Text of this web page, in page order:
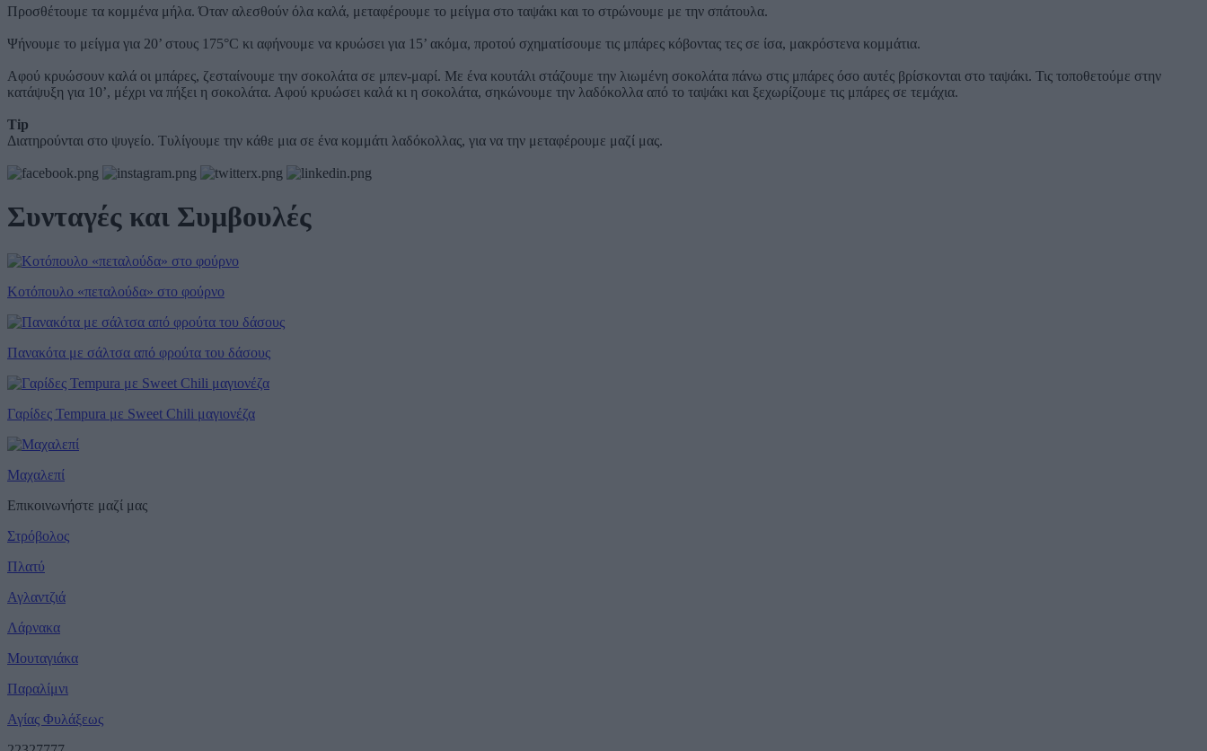
Προσθέτουμε τα κομμένα μήλα. Όταν αλεσθούν όλα καλά, μεταφέρουμε το μείγμα στο ταψάκι και το στρώνουμε με την σπάτουλα.
Ψήνουμε το μείγμα για 20’ στους 175°C κι αφήνουμε να κρυώσει για 15’ ακόμα, προτού σχηματίσουμε τις μπάρες κόβοντας τες σε ίσα, μακρόστενα κομμάτια.
Αφού κρυώσουν καλά οι μπάρες, ζεσταίνουμε την σοκολάτα σε μπεν-μαρί. Με ένα κουτάλι στάζουμε την λιωμένη σοκολάτα πάνω στις μπάρες όσο αυτές βρίσκονται στο ταψάκι. Τις τοποθετούμε στην
κατάψυξη για 10’, μέχρι να πήξει η σοκολάτα. Αφού κρυώσει καλά κι η σοκολάτα, σηκώνουμε την λαδόκολλα από το ταψάκι και ξεχωρίζουμε τις μπάρες σε τεμάχια.
Tip
Διατηρούνται στο ψυγείο. Τυλίγουμε την κάθε μια σε ένα κομμάτι λαδόκολλας, για να την μεταφέρουμε μαζί μας.
Συνταγές και Συμβουλές
Κοτόπουλο «πεταλούδα» στο φούρνο
Πανακότα με σάλτσα από φρούτα του δάσους
Γαρίδες Tempura με Sweet Chili μαγιονέζα
Μαχαλεπί
Επικοινωνήστε μαζί μας
Στρόβολος
Πλατύ
Αγλαντζιά
Λάρνακα
Μουταγιάκα
Παραλίμνι
Αγίας Φυλάξεως